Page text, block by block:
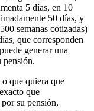
5 días, en 10
50 días, y
semanas cotizadas)
que corresponden
generar una
pensión.
que quiera que
que
su pensión,